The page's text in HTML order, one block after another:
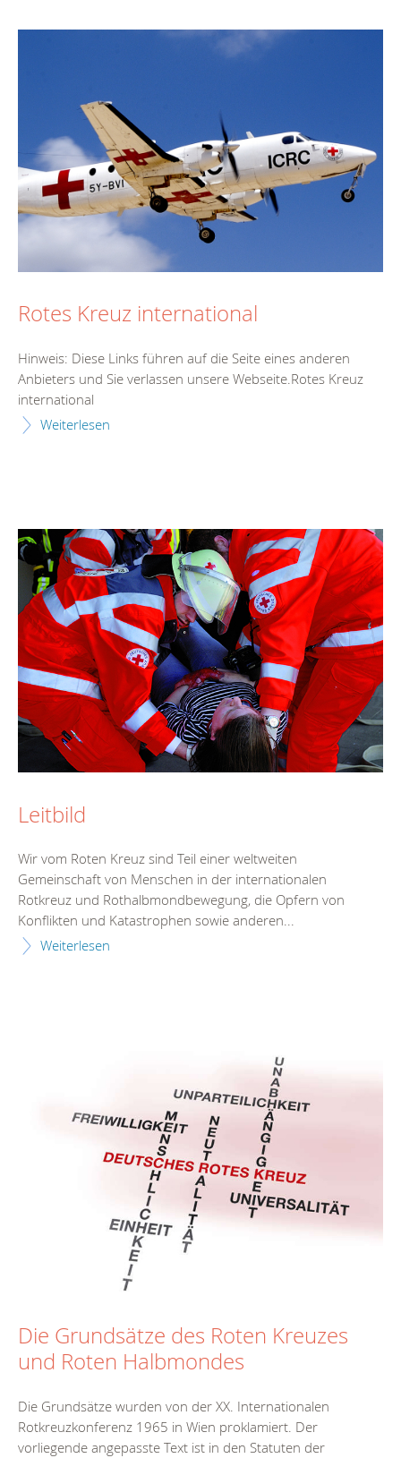
Rotes Kreuz international
Hinweis: Diese Links führen auf die Seite eines anderen
Anbieters und Sie verlassen unsere Webseite.Rotes Kreuz
international
Weiterlesen
Leitbild
Wir vom Roten Kreuz sind Teil einer weltweiten
Gemeinschaft von Menschen in der internationalen
Rotkreuz und Rothalbmondbewegung, die Opfern von
Konflikten und Katastrophen sowie anderen...
Weiterlesen
Die Grundsätze des Roten Kreuzes
und Roten Halbmondes
Die Grundsätze wurden von der XX. Internationalen
Rotkreuzkonferenz 1965 in Wien proklamiert. Der
vorliegende angepasste Text ist in den Statuten der